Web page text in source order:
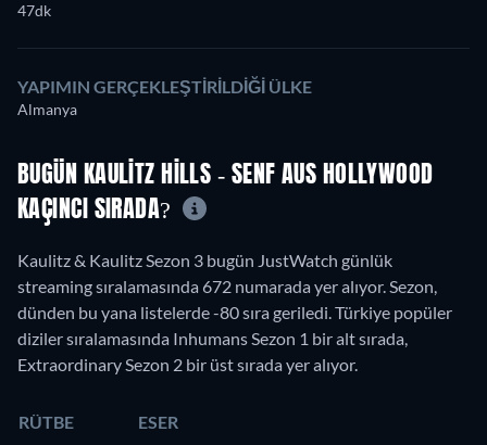
47dk
YAPIMIN GERÇEKLEŞTIRILDIĞI ÜLKE
Almanya
BUGÜN KAULITZ HILLS - SENF AUS HOLLYWOOD
KAÇINCI SIRADA?
Kaulitz & Kaulitz Sezon 3 bugün JustWatch günlük
streaming sıralamasında 672 numarada yer alıyor. Sezon,
dünden bu yana listelerde -80 sıra geriledi. Türkiye popüler
diziler sıralamasında Inhumans Sezon 1 bir alt sırada,
Extraordinary Sezon 2 bir üst sırada yer alıyor.
RÜTBE ESER